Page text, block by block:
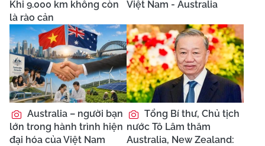
Khi 9.000 km không còn
là rào cản
Việt Nam - Australia
Australia – người bạn
lớn trong hành trình hiện
đại hóa của Việt Nam
Tổng Bí thư, Chủ tịch
nước Tô Lâm thăm
Australia, New Zealand: